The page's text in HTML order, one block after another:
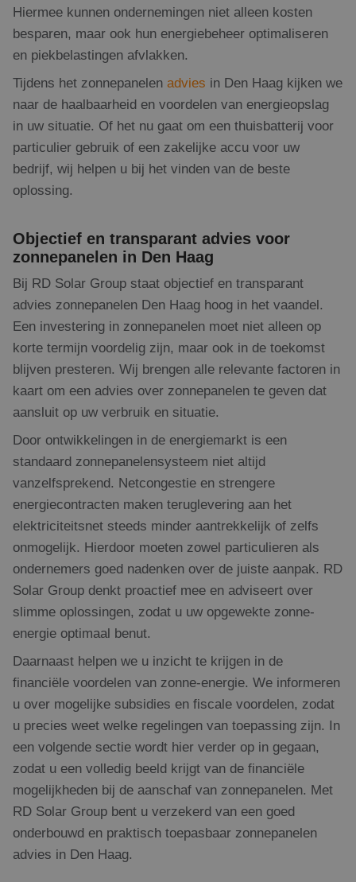
Hiermee kunnen ondernemingen niet alleen kosten
besparen, maar ook hun energiebeheer optimaliseren
en piekbelastingen afvlakken.
Tijdens het zonnepanelen advies in Den Haag kijken we
naar de haalbaarheid en voordelen van energieopslag
in uw situatie. Of het nu gaat om een thuisbatterij voor
particulier gebruik of een zakelijke accu voor uw
bedrijf, wij helpen u bij het vinden van de beste
oplossing.
Objectief en transparant advies voor
zonnepanelen in Den Haag
Bij RD Solar Group staat objectief en transparant
advies zonnepanelen Den Haag hoog in het vaandel.
Een investering in zonnepanelen moet niet alleen op
korte termijn voordelig zijn, maar ook in de toekomst
blijven presteren. Wij brengen alle relevante factoren in
kaart om een advies over zonnepanelen te geven dat
aansluit op uw verbruik en situatie.
Door ontwikkelingen in de energiemarkt is een
standaard zonnepanelensysteem niet altijd
vanzelfsprekend. Netcongestie en strengere
energiecontracten maken teruglevering aan het
elektriciteitsnet steeds minder aantrekkelijk of zelfs
onmogelijk. Hierdoor moeten zowel particulieren als
ondernemers goed nadenken over de juiste aanpak. RD
Solar Group denkt proactief mee en adviseert over
slimme oplossingen, zodat u uw opgewekte zonne-
energie optimaal benut.
Daarnaast helpen we u inzicht te krijgen in de
financiële voordelen van zonne-energie. We informeren
u over mogelijke subsidies en fiscale voordelen, zodat
u precies weet welke regelingen van toepassing zijn. In
een volgende sectie wordt hier verder op in gegaan,
zodat u een volledig beeld krijgt van de financiële
mogelijkheden bij de aanschaf van zonnepanelen. Met
RD Solar Group bent u verzekerd van een goed
onderbouwd en praktisch toepasbaar zonnepanelen
advies in Den Haag.